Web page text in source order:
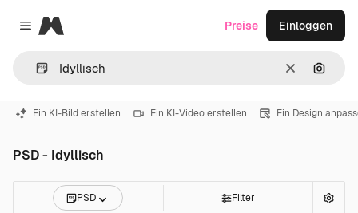
Close menu
Magnific
LöschenNach
Preise Einloggen
Ein KI-Bild erstellen Ein KI-Video erstellen Ein Design
PSD - Idyllisch
PSD Filter